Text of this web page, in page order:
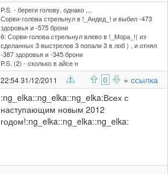
P.S. - береги голову, однако ...
Сорви-голова стрельнул в !_Андед_! и выбил -473
здоровья и -575 брони
6: Сорви-голова стрельнул влево в !_Мора_!( из
сделанных 3 выстрелов 3 попали 3 в лоб ) , и отнял
-387 здоровья и -345 брони
P.S. (2) - сколько в айсе н
22:54 31/12/2011 0 » ссылка
:ng_elka::ng_elka::ng_elka:Всех с
наступающим новым 2012
годом!:ng_elka::ng_elka::ng_elka: